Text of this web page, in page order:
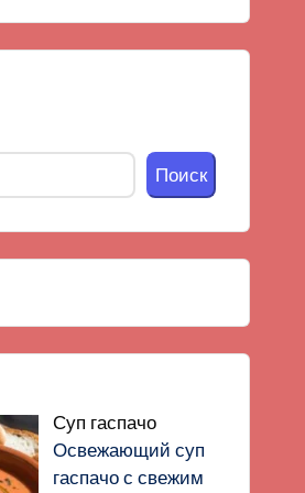
Поиск
Суп гаспачо
Освежающий суп
гаспачо с свежим